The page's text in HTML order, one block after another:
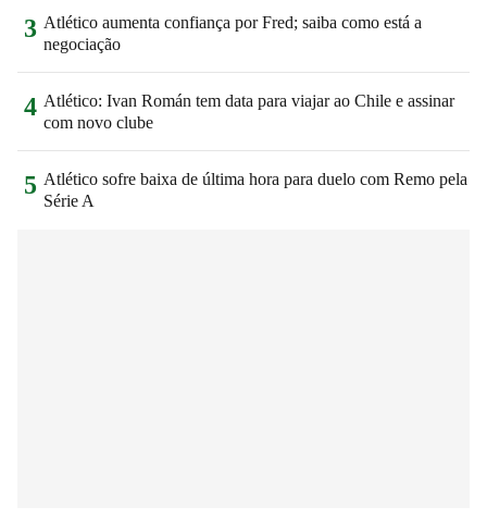
3 Atlético aumenta confiança por Fred; saiba como está a
negociação
4 Atlético: Ivan Román tem data para viajar ao Chile e assinar
com novo clube
5 Atlético sofre baixa de última hora para duelo com Remo pela
Série A